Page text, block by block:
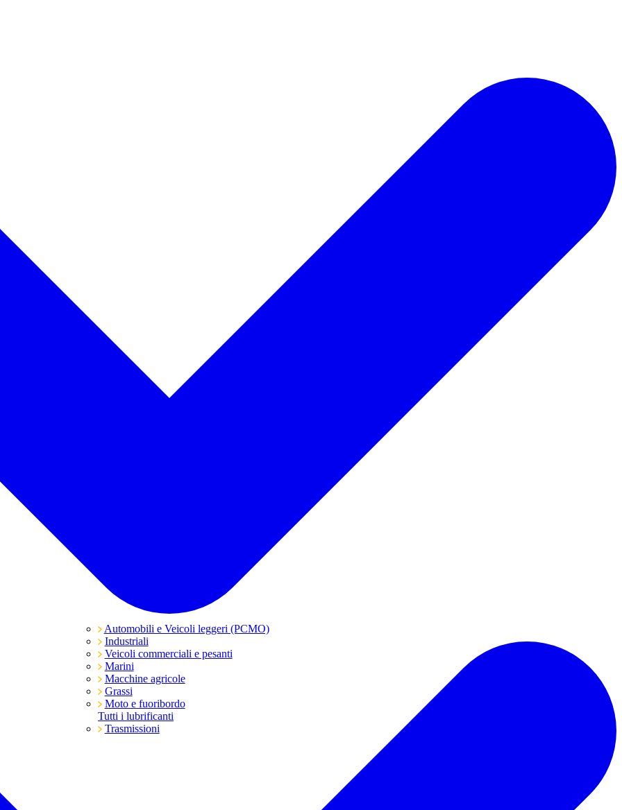
Automobili e Veicoli leggeri (PCMO)
Industriali
Veicoli commerciali e pesanti
Marini
Macchine agricole
Grassi
Moto e fuoribordo
Tutti i lubrificanti
Trasmissioni